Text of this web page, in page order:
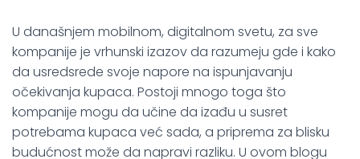
U današnjem mobilnom, digitalnom svetu, za sve
kompanije je vrhunski izazov da razumeju gde i kako
da usredsrede svoje napore na ispunjavanju
očekivanja kupaca. Postoji mnogo toga što
kompanije mogu da učine da izađu u susret
potrebama kupaca već sada, a priprema za blisku
budućnost može da napravi razliku. U ovom blogu